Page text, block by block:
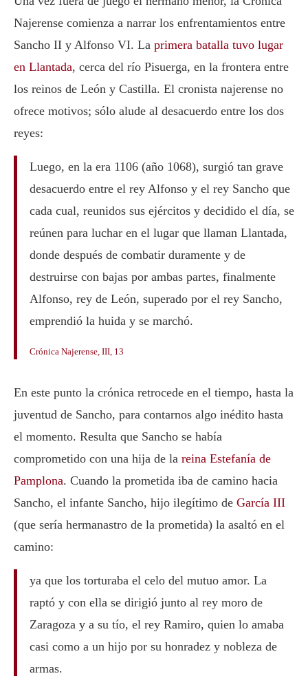
Najerense comienza a narrar los enfrentamientos entre
Sancho II y Alfonso VI. La primera batalla tuvo lugar
en Llantada, cerca del río Pisuerga, en la frontera entre
los reinos de León y Castilla. El cronista najerense no
ofrece motivos; sólo alude al desacuerdo entre los dos
reyes:
Luego, en la era 1106 (año 1068), surgió tan grave
desacuerdo entre el rey Alfonso y el rey Sancho que
cada cual, reunidos sus ejércitos y decidido el día, se
reúnen para luchar en el lugar que llaman Llantada,
donde después de combatir duramente y de
destruirse con bajas por ambas partes, finalmente
Alfonso, rey de León, superado por el rey Sancho,
emprendió la huida y se marchó.
Crónica Najerense, III, 13
En este punto la crónica retrocede en el tiempo, hasta la
juventud de Sancho, para contarnos algo inédito hasta
el momento. Resulta que Sancho se había
comprometido con una hija de la reina Estefanía de
Pamplona. Cuando la prometida iba de camino hacia
Sancho, el infante Sancho, hijo ilegítimo de García III
(que sería hermanastro de la prometida) la asaltó en el
camino:
ya que los torturaba el celo del mutuo amor. La
raptó y con ella se dirigió junto al rey moro de
Zaragoza y a su tío, el rey Ramiro, quien lo amaba
casi como a un hijo por su honradez y nobleza de
armas.